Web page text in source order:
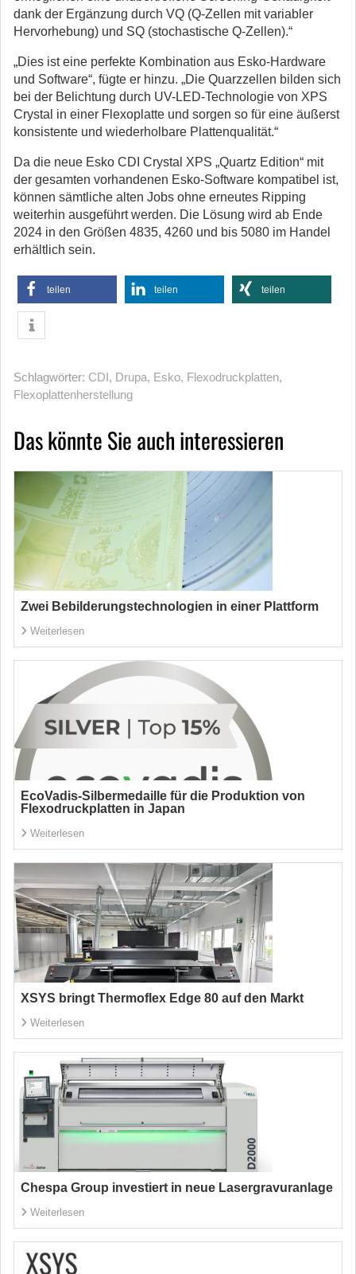
dank der Ergänzung durch VQ (Q-Zellen mit variabler
Hervorhebung) und SQ (stochastische Q-Zellen).“
„Dies ist eine perfekte Kombination aus Esko-Hardware
und Software“, fügte er hinzu. „Die Quarzzellen bilden sich
bei der Belichtung durch UV-LED-Technologie von XPS
Crystal in einer Flexoplatte und sorgen so für eine äußerst
konsistente und wiederholbare Plattenqualität.“
Da die neue Esko CDI Crystal XPS „Quartz Edition“ mit
der gesamten vorhandenen Esko-Software kompatibel ist,
können sämtliche alten Jobs ohne erneutes Ripping
weiterhin ausgeführt werden. Die Lösung wird ab Ende
2024 in den Größen 4835, 4260 und bis 5080 im Handel
erhältlich sein.
teilen teilen teilen
Schlagwörter: CDI, Drupa, Esko, Flexodruckplatten,
Flexoplattenherstellung
Das könnte Sie auch interessieren
Zwei Bebilderungstechnologien in einer Plattform
Weiterlesen
EcoVadis-Silbermedaille für die Produktion von
Flexodruckplatten in Japan
Weiterlesen
XSYS bringt Thermoflex Edge 80 auf den Markt
Weiterlesen
Chespa Group investiert in neue Lasergravuranlage
Weiterlesen